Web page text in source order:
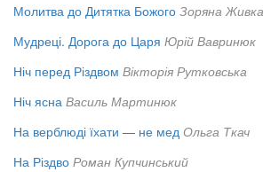
Молитва до Дитятка Божого Зоряна Живка
Мудреці. Дорога до Царя Юрій Вавринюк
Ніч перед Різдвом Вікторія Рутковська
Ніч ясна Василь Мартинюк
На верблюді їхати — не мед Ольга Ткач
На Різдво Роман Купчинський